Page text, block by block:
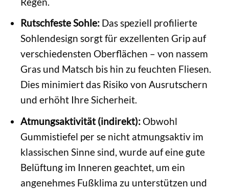
Rutschfeste Sohle:Das speziell profilierte
Sohlendesign sorgt für exzellenten Grip auf
verschiedensten Oberflächen – von nassem
Gras und Matsch bis hin zu feuchten Fliesen.
Dies minimiert das Risiko von Ausrutschern
und erhöht Ihre Sicherheit.
Atmungsaktivität (indirekt):Obwohl
Gummistiefel per se nicht atmungsaktiv im
klassischen Sinne sind, wurde auf eine gute
Belüftung im Inneren geachtet, um ein
angenehmes Fußklima zu unterstützen und